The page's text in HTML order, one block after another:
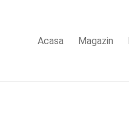
Acasa Magazin